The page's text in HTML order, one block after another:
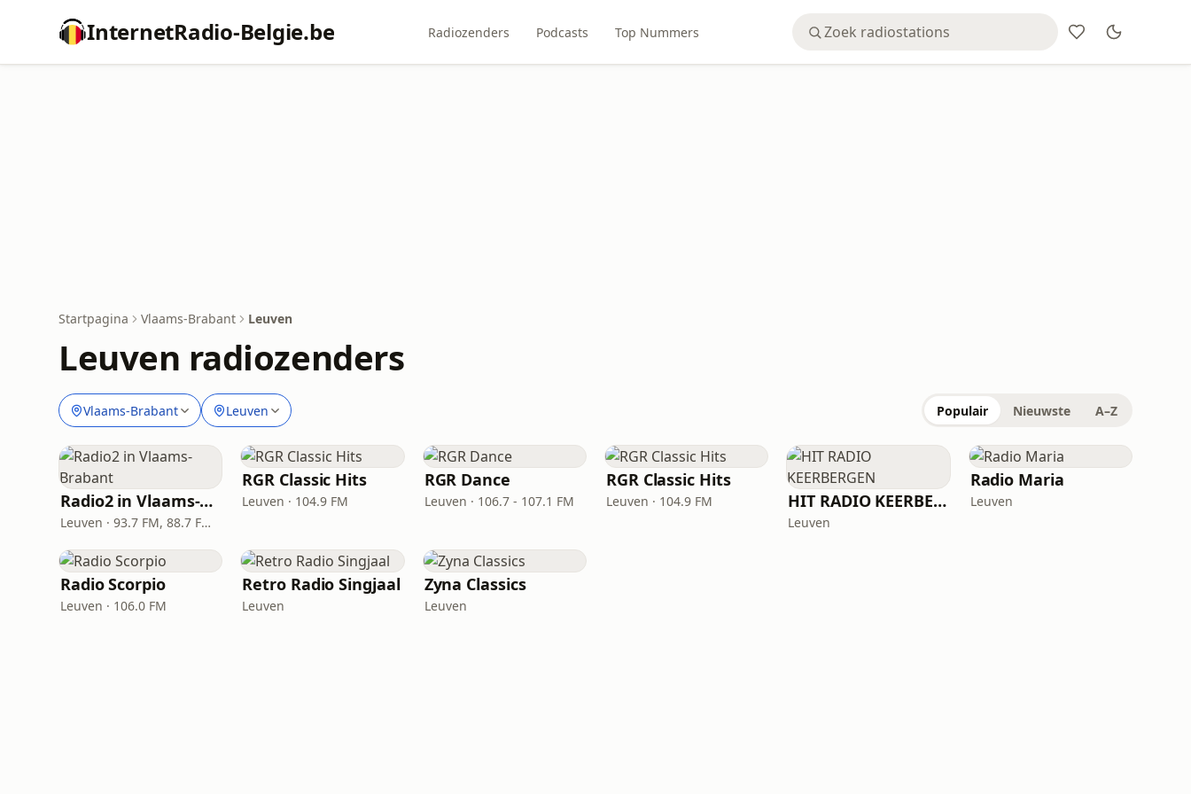
InternetRadio-Belgie.be Radiozenders Podcasts Top Nummers
Startpagina Vlaams-Brabant Leuven
Leuven radiozenders
Vlaams-Brabant Leuven Populair Nieuwste A–Z
Radio2 in Vlaams-Brabant
Leuven · 93.7 FM, 88.7 FM, 92.4 FM
RGR Classic Hits
Leuven · 104.9 FM
RGR Dance
Leuven · 106.7 - 107.1 FM
RGR Classic Hits
Leuven · 104.9 FM HIT RADIO KEERBERGEN
Leuven
Radio Maria
Leuven
Radio Scorpio
Leuven · 106.0 FM
Retro Radio Singjaal
Leuven
Zyna Classics
Leuven